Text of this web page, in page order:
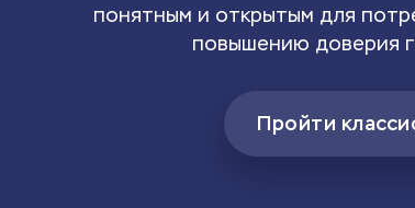
понятным и открытым для
повышению доверия
Пройти